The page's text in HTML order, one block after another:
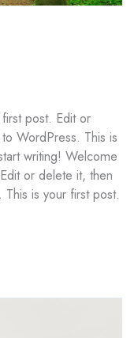
post. Edit or
WordPress. This is
writing! Welcome
or delete it, then
is your first post.